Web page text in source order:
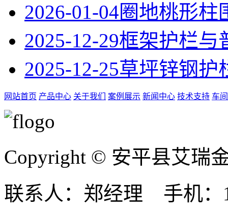
2026-01-04圈地桃形柱
2025-12-29框架护栏与
2025-12-25草坪锌钢护
网站首页 产品中心 关于我们 案例展示 新闻中心 技术支持 车
Copyright © 安平县艾瑞
联系人：郑经理 手机：